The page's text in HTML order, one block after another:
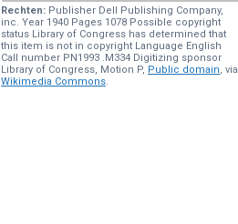
Rechten: Publisher Dell Publishing Company,
inc. Year 1940 Pages 1078 Possible copyright
status Library of Congress has determined that
this item is not in copyright Language English
Call number PN1993 .M334 Digitizing sponsor
Library of Congress, Motion P, Public domain, via
Wikimedia Commons.